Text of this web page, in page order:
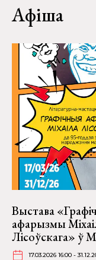
Афіша
Выстава
афарызмы
Лісоўскага» ў
17.03.2026 16:00 -